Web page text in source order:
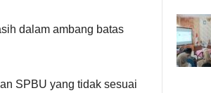
dalam ambang batas
SPBU yang tidak sesuai